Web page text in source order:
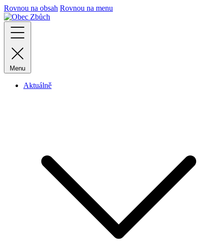
Rovnou na obsah Rovnou na menu
Menu
Aktuálně